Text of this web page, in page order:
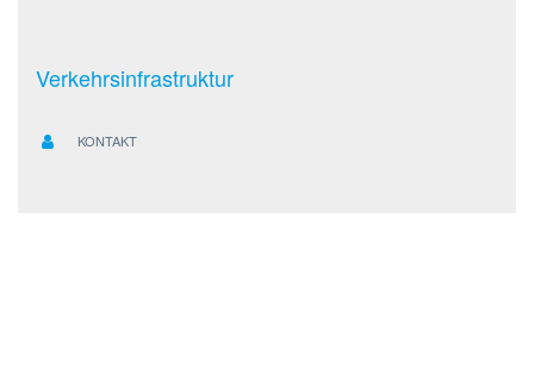
Verkehrsinfrastruktur
KONTAKT